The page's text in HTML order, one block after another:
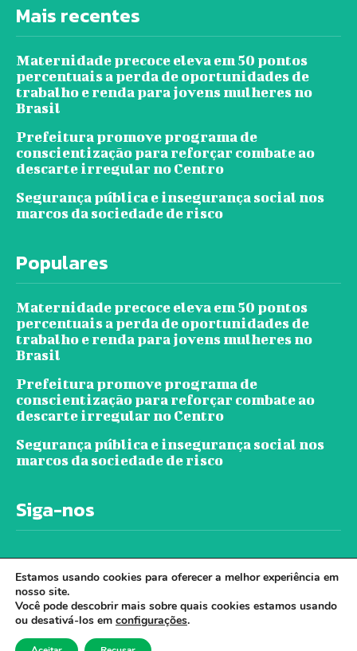
Mais recentes
Maternidade precoce eleva em 50 pontos
percentuais a perda de oportunidades de
trabalho e renda para jovens mulheres no
Brasil
Prefeitura promove programa de
conscientização para reforçar combate ao
descarte irregular no Centro
Segurança pública e insegurança social nos
marcos da sociedade de risco
Populares
Maternidade precoce eleva em 50 pontos
percentuais a perda de oportunidades de
trabalho e renda para jovens mulheres no
Brasil
Prefeitura promove programa de
conscientização para reforçar combate ao
descarte irregular no Centro
Segurança pública e insegurança social nos
marcos da sociedade de risco
Siga-nos
© Jornal Ver A Cidade - Todos os direitos
Estamos usando cookies para oferecer a melhor experiência em
nosso site.
Você pode descobrir mais sobre quais cookies estamos usando
ou desativá-los em configurações.